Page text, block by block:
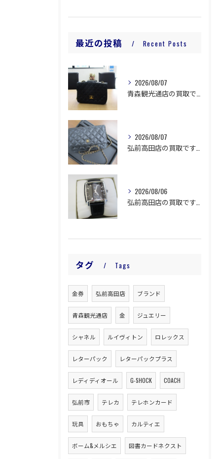
最近の投稿 Recent Posts
2026/08/07
2026/08/07
2026/08/06
タグ Tags
金券 弘前高田店 ブランド
青森観光通店 金 ジュエリー
シャネル ルイヴィトン ロレックス
レターパック レターパックプラス
レディディオール G-SHOCK COACH
弘前市 テレカ テレホンカード
玩具 おもちゃ カルティエ
ボーム&メルシエ 図書カードネクスト